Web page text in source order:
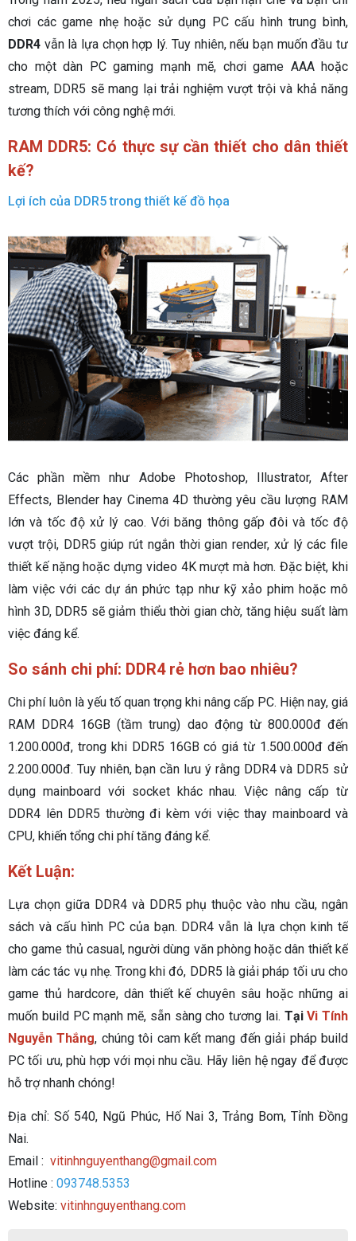
chơi các game nhẹ hoặc sử dụng PC cấu hình trung bình,
DDR4 vẫn là lựa chọn hợp lý. Tuy nhiên, nếu bạn muốn đầu tư
cho một dàn PC gaming mạnh mẽ, chơi game AAA hoặc
stream, DDR5 sẽ mang lại trải nghiệm vượt trội và khả năng
tương thích với công nghệ mới.
RAM DDR5: Có thực sự cần thiết cho dân thiết
kế?
Lợi ích của DDR5 trong thiết kế đồ họa
Các phần mềm như Adobe Photoshop, Illustrator, After
Effects, Blender hay Cinema 4D thường yêu cầu lượng RAM
lớn và tốc độ xử lý cao. Với băng thông gấp đôi và tốc độ
vượt trội, DDR5 giúp rút ngắn thời gian render, xử lý các file
thiết kế nặng hoặc dựng video 4K mượt mà hơn. Đặc biệt, khi
làm việc với các dự án phức tạp như kỹ xảo phim hoặc mô
hình 3D, DDR5 sẽ giảm thiểu thời gian chờ, tăng hiệu suất làm
việc đáng kể.
So sánh chi phí: DDR4 rẻ hơn bao nhiêu?
Chi phí luôn là yếu tố quan trọng khi nâng cấp PC. Hiện nay, giá
RAM DDR4 16GB (tầm trung) dao động từ 800.000đ đến
1.200.000đ, trong khi DDR5 16GB có giá từ 1.500.000đ đến
2.200.000đ. Tuy nhiên, bạn cần lưu ý rằng DDR4 và DDR5 sử
dụng mainboard với socket khác nhau. Việc nâng cấp từ
DDR4 lên DDR5 thường đi kèm với việc thay mainboard và
CPU, khiến tổng chi phí tăng đáng kể.
Kết Luận:
Lựa chọn giữa DDR4 và DDR5 phụ thuộc vào nhu cầu, ngân
sách và cấu hình PC của bạn. DDR4 vẫn là lựa chọn kinh tế
cho game thủ casual, người dùng văn phòng hoặc dân thiết kế
làm các tác vụ nhẹ. Trong khi đó, DDR5 là giải pháp tối ưu cho
game thủ hardcore, dân thiết kế chuyên sâu hoặc những ai
muốn build PC mạnh mẽ, sẵn sàng cho tương lai. TạiVi Tính
Nguyễn Thắng, chúng tôi cam kết mang đến giải pháp build
PC tối ưu, phù hợp với mọi nhu cầu. Hãy liên hệ ngay để được
hỗ trợ nhanh chóng!
Địa chỉ: Số 540, Ngũ Phúc, Hố Nai 3, Trảng Bom, Tỉnh Đồng
Nai.
Email : vitinhnguyenthang@gmail.com
Hotline : 093748.5353
Website: vitinhnguyenthang.com